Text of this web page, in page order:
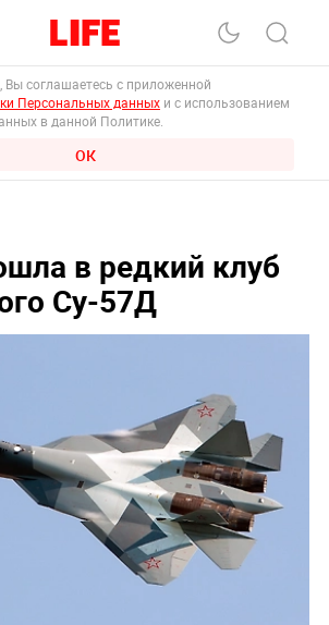
Вы соглашаетесь с приложенной
Персональных данных и с использованием
в данной Политике.
ОК
в редкий клуб
Су-57Д